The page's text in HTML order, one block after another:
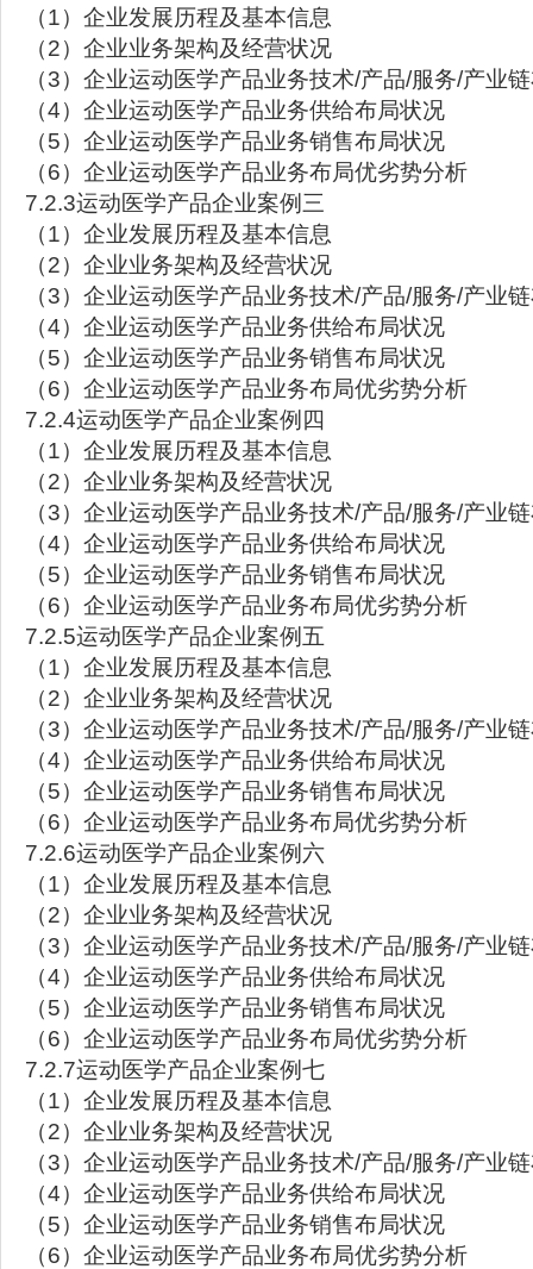
（1）企业发展历程及基本信息
（2）企业业务架构及经营状况
（3）企业运动医学产品业务技术/产品/服务/产业
（4）企业运动医学产品业务供给布局状况
（5）企业运动医学产品业务销售布局状况
（6）企业运动医学产品业务布局优劣势分析
7.2.3运动医学产品企业案例三
（1）企业发展历程及基本信息
（2）企业业务架构及经营状况
（3）企业运动医学产品业务技术/产品/服务/产业
（4）企业运动医学产品业务供给布局状况
（5）企业运动医学产品业务销售布局状况
（6）企业运动医学产品业务布局优劣势分析
7.2.4运动医学产品企业案例四
（1）企业发展历程及基本信息
（2）企业业务架构及经营状况
（3）企业运动医学产品业务技术/产品/服务/产业
（4）企业运动医学产品业务供给布局状况
（5）企业运动医学产品业务销售布局状况
（6）企业运动医学产品业务布局优劣势分析
7.2.5运动医学产品企业案例五
（1）企业发展历程及基本信息
（2）企业业务架构及经营状况
（3）企业运动医学产品业务技术/产品/服务/产业
（4）企业运动医学产品业务供给布局状况
（5）企业运动医学产品业务销售布局状况
（6）企业运动医学产品业务布局优劣势分析
7.2.6运动医学产品企业案例六
（1）企业发展历程及基本信息
（2）企业业务架构及经营状况
（3）企业运动医学产品业务技术/产品/服务/产业
（4）企业运动医学产品业务供给布局状况
（5）企业运动医学产品业务销售布局状况
（6）企业运动医学产品业务布局优劣势分析
7.2.7运动医学产品企业案例七
（1）企业发展历程及基本信息
（2）企业业务架构及经营状况
（3）企业运动医学产品业务技术/产品/服务/产业
（4）企业运动医学产品业务供给布局状况
（5）企业运动医学产品业务销售布局状况
（6）企业运动医学产品业务布局优劣势分析